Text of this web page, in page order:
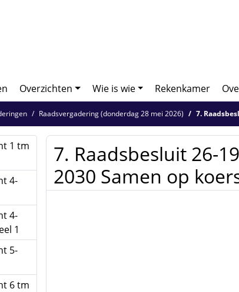
Overzichten Wie is wie Rekenkamer
Raadsvergadering (donderdag 28 mei 2026) 7.
1 tm
4-
4-
1
5-
6 tm
7. Raadsbesluit 26-
2030 Samen op